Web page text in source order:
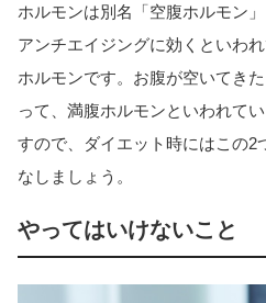
ホルモンは別名「空腹ホルモン
アンチエイジングに効くといわ
ホルモンです。お腹が空いてき
って、満腹ホルモンといわれて
すので、ダイエット時にはこの2
なしましょう。
やってはいけないこと